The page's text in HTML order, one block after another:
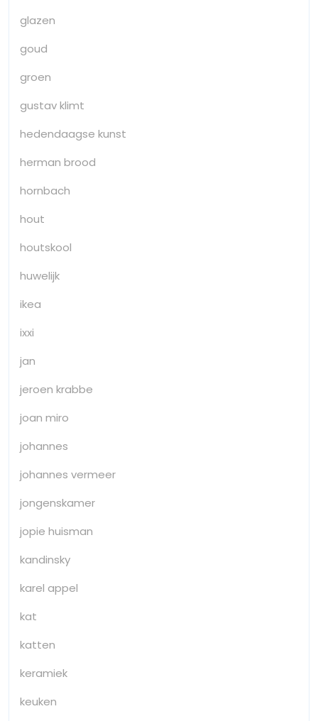
glazen
goud
groen
gustav klimt
hedendaagse kunst
herman brood
hornbach
hout
houtskool
huwelijk
ikea
ixxi
jan
jeroen krabbe
joan miro
johannes
johannes vermeer
jongenskamer
jopie huisman
kandinsky
karel appel
kat
katten
keramiek
keuken